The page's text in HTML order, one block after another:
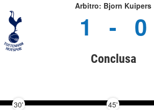
Arbitro: Bjorn Kuipers
1 - 0
Conclusa
30' 45'